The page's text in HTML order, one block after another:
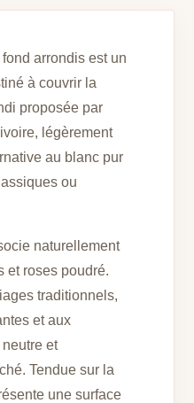
arrondis est un
à couvrir la
proposée par
légèrement
au blanc pur
ou
naturellement
et roses poudré.
traditionnels,
et aux
et
Tendue sur la
une surface